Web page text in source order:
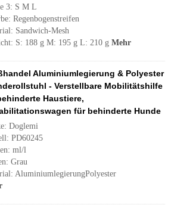
3: S M L
Regenbogenstreifen
Sandwich-Mesh
S: 188 g M: 195 g L: 210 g Mehr
Aluminiumlegierung & Polyester
- Verstellbare Mobilitätshilfe
Haustiere,
für behinderte Hunde
Doglemi
PD60245
ml/l
Grau
AluminiumlegierungPolyester